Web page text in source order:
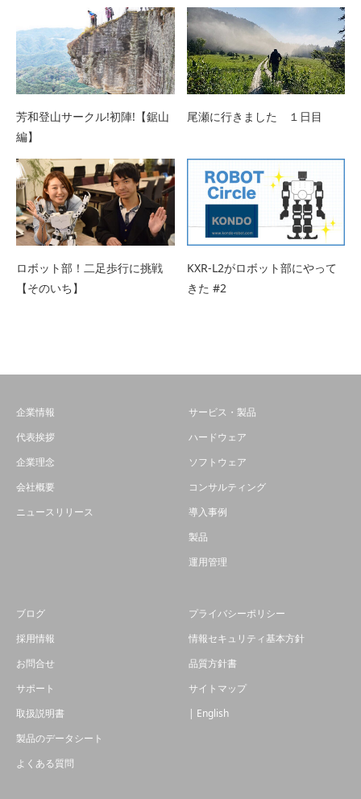
芳和登山サークル!初陣!【鋸山
編】
尾瀬に行きました １日目
ロボット部！二足歩行に挑戦
【そのいち】
KXR-L2がロボット部にやって
きた #2
企業情報
代表挨拶
企業理念
会社概要
ニュースリリース
サービス・製品
ハードウェア
ソフトウェア
コンサルティング
導入事例
製品
運用管理
ブログ
採用情報
お問合せ
サポート
取扱説明書
製品のデータシート
よくある質問
プライバシーポリシー
情報セキュリティ基本方針
品質方針書
サイトマップ
| English